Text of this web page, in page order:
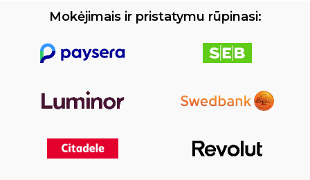
Mokėjimais ir pristatymu rūpinasi: